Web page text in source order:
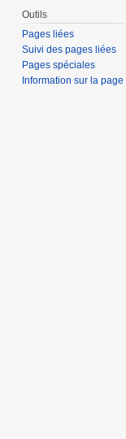
Outils
Pages liées
Suivi des pages liées
Pages spéciales
Information sur la page